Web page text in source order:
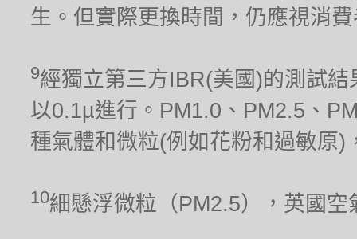
生。但實際更換時間，仍應視消
9經獨立第三方IBR(美國)的測試
以0.1µ進行。PM1.0、PM2.5、
種氣體和微粒(例如花粉和過敏原
10細懸浮微粒（PM2.5），英國空